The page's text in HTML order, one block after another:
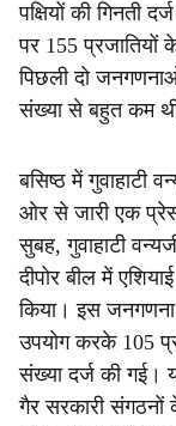
पक्षियों की गिनती
पर 155 प्रजातियों
पिछली दो
संख्या से बहुत कम
बसिष्ठ में गुवाहाटी
ओर से जारी एक प्रेस
सुबह, गुवाहाटी
दीपोर बील में
किया। इस जनगणना
उपयोग करके 105
संख्या दर्ज की गई।
गैर सरकारी